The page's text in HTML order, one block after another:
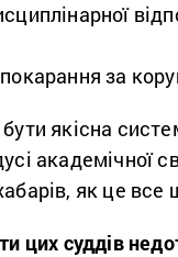
покарання за
якісна
академічної
як це все
цих суддів